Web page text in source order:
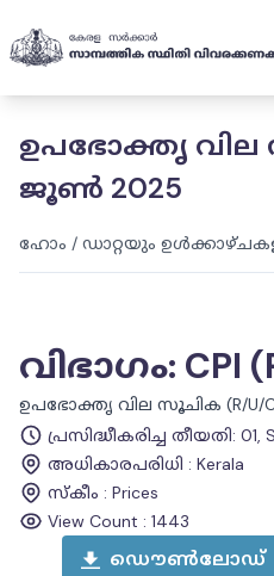
ഉപഭോക്തൃ വില
ജൂൺ 2025
ഹോം / ഡാറ്റയും
വിഭാഗം: CPI
ഉപഭോക്തൃ വില സൂചിക (R/U/
പ്രസിദ്ധീകരിച്ച തീയതി: 01,
അധികാരപരിധി : Kerala
സ്കീം : Prices
View Count : 1443
ഡൌൺലോഡ്